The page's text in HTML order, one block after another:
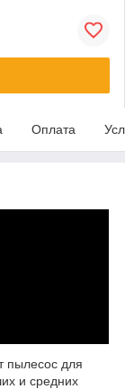
Оплата
пылесос для
и средних